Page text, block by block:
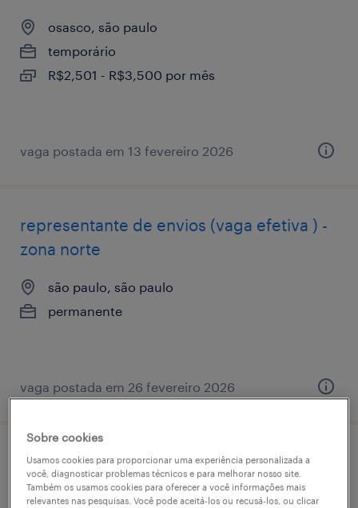
osasco, são paulo
temporário
R$2,501 - R$3,500 por mês
vaga postada em 13 fevereiro 2026
representante de envios (vaga efetiva ) -
zona norte
são paulo, são paulo
permanente
vaga postada em 26 fevereiro 2026
operador logístico iii - franca
franca, são paulo
Sobre cookies
Usamos cookies para proporcionar uma experiência personalizada a
você, diagnosticar problemas técnicos e para melhorar nosso site.
Também os usamos cookies para oferecer a você informações mais
relevantes nas pesquisas. Você pode aceitá-los ou recusá-los, ou clicar